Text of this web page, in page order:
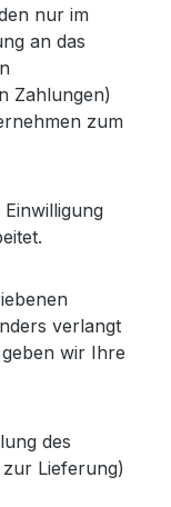
nur im
an das
Zahlungen)
zum
verlangt
wir Ihre
des
Lieferung)